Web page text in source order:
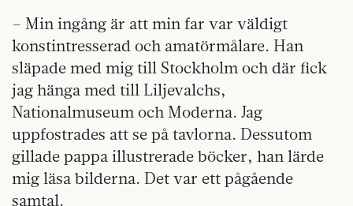
– Min ingång är att min far var väldigt
konstintresserad och amatörmålare. Han
släpade med mig till Stockholm och där fick
jag hänga med till Liljevalchs,
Nationalmuseum och Moderna. Jag
uppfostrades att se på tavlorna. Dessutom
gillade pappa illustrerade böcker, han lärde
mig läsa bilderna. Det var ett pågående
samtal.